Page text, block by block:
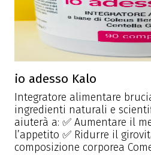
io adesso Kalo
Integratore alimentare
ingredienti naturali e
aiuterà a: ✅ Aumentare il
l’appetito ✅ Ridurre il
composizione corporea